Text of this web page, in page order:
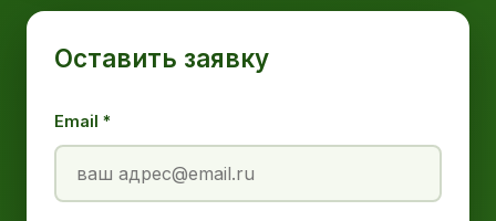
Оставить заявку
Email *